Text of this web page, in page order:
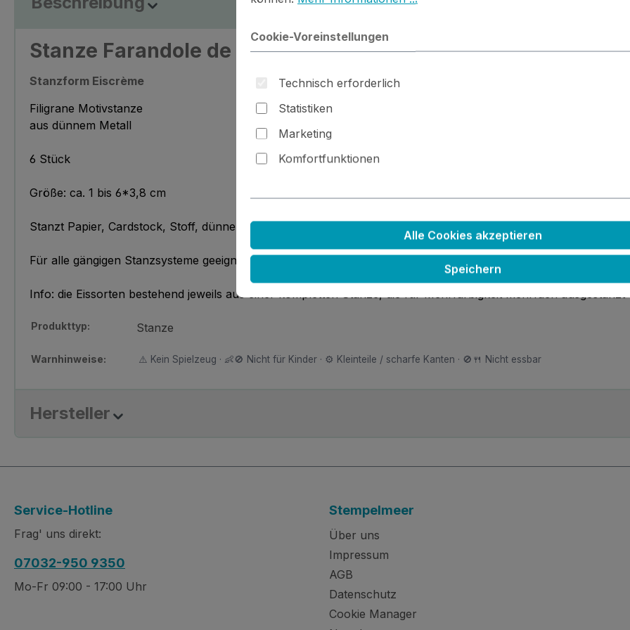
Stanze Farandole de glaces
Stanzform Eiscrème
Filigrane Motivstanze
aus dünnem Metall
6 Stück
Größe: ca. 1 bis 6*3,8 cm
Stanzt Papier, Cardstock, Stoff, dünnen Filz, Schrumpffolie
Für alle gängigen Stanzsysteme geeignet - bitte Maße und Dicke der Stanze beachten.
Info: die Eissorten bestehend jeweils aus einer kompletten Stanze, die für Mehrfarbigkeit mehrfach ausgestanzt
Produkttyp: Stanze
Warnhinweise: ⚠️ Kein Spielzeug · 👶🚫 Nicht für Kinder · ⚙️ Kleinteile / scharfe Kanten · 🚫🍴 Nicht essbar
Hersteller
Service-Hotline
Frag' uns direkt:
07032-950 9350
Mo-Fr 09:00 - 17:00 Uhr
Stempelmeer
Über uns
Impressum
AGB
Datenschutz
Cookie Manager
Cookie-Voreinstellungen
Technisch erforderlich
Statistiken
Marketing
Komfortfunktionen
Alle Cookies akzeptieren
Speichern